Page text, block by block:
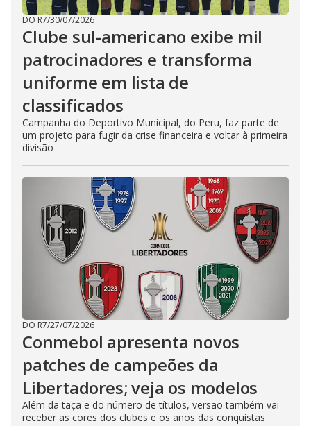
DO R7/30/07/2026
Clube sul-americano exibe mil
patrocinadores e transforma
uniforme em lista de
classificados
Campanha do Deportivo Municipal, do Peru, faz parte de
um projeto para fugir da crise financeira e voltar à primeira
divisão
DO R7/27/07/2026
Conmebol apresenta novos
patches de campeões da
Libertadores; veja os modelos
Além da taça e do número de títulos, versão também vai
receber as cores dos clubes e os anos das conquistas